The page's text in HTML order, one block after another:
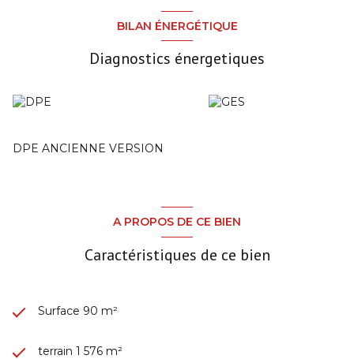
BILAN ÉNERGÉTIQUE
Diagnostics énergetiques
DPE ANCIENNE VERSION
A PROPOS DE CE BIEN
Caractéristiques de ce bien
Surface 90 m²
terrain 1 576 m²